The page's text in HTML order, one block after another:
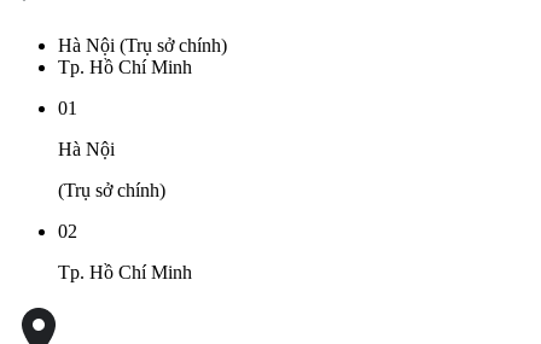
Hà Nội (Trụ sở chính)
Tp. Hồ Chí Minh
01
Hà Nội
(Trụ sở chính)
02
Tp. Hồ Chí Minh